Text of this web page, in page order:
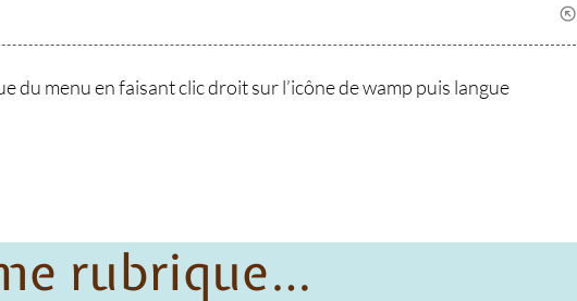
du menu en faisant clic droit sur l’icône de wamp puis langue
rubrique…